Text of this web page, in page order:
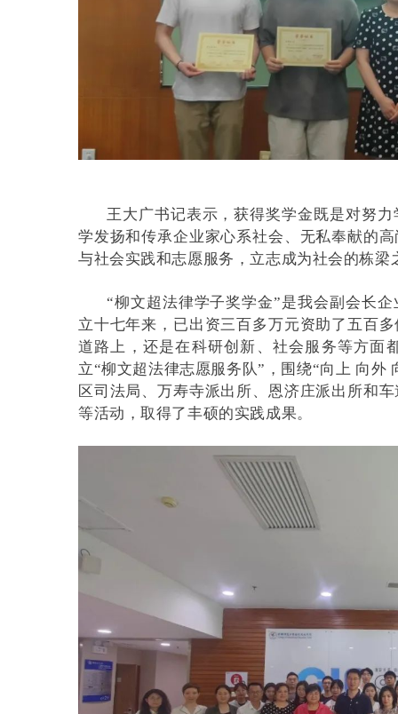
王大广书记表示，获得奖学金既是对努
学发扬和传承企业家心系社会、无私奉献的
与社会实践和志愿服务，立志成为社会的栋梁
“柳文超法律学子奖学金”是我会副会长
立十七年来，已出资三百多万元资助了五百
道路上，还是在科研创新、社会服务等方面
立“柳文超法律志愿服务队”，围绕“向上 向外
区司法局、万寿寺派出所、恩济庄派出所和
等活动，取得了丰硕的实践成果。